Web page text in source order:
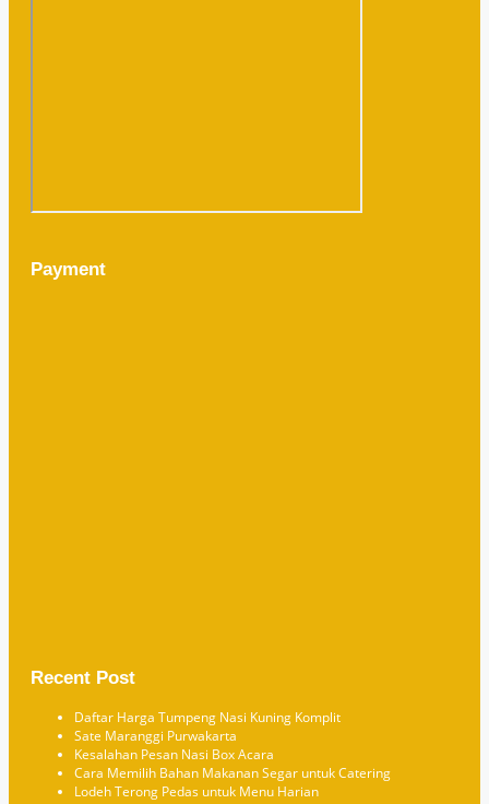
Payment
Recent Post
Daftar Harga Tumpeng Nasi Kuning Komplit
Sate Maranggi Purwakarta
Kesalahan Pesan Nasi Box Acara
Cara Memilih Bahan Makanan Segar untuk Catering
Lodeh Terong Pedas untuk Menu Harian